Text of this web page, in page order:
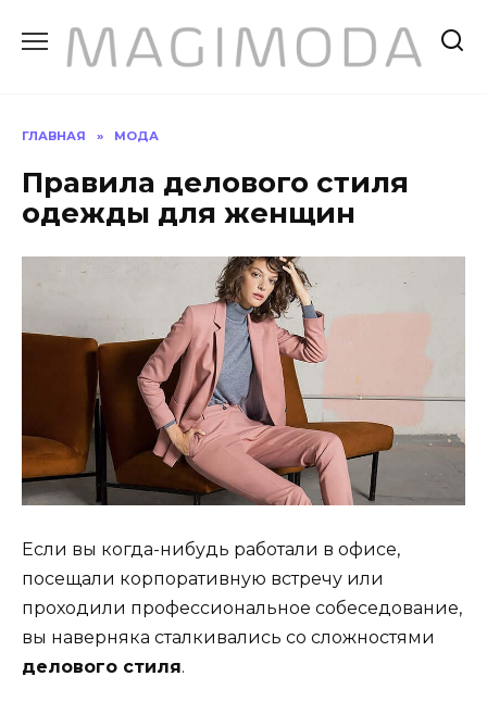
содержанию
ГЛАВНАЯ » МОДА
Правила делового стиля
одежды для женщин
Если вы когда-нибудь работали в офисе,
посещали корпоративную встречу или
проходили профессиональное собеседование,
вы наверняка сталкивались со сложностями
делового стиля.